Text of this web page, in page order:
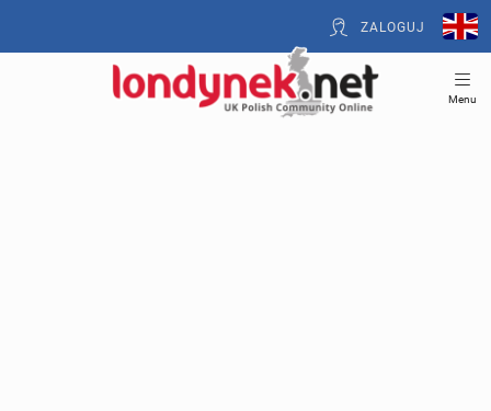
ZALOGUJ
Menu